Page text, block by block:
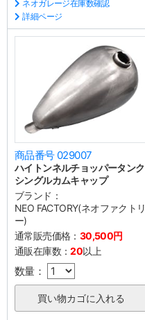
ネオガレージ在庫数確認
詳細ページ
商品番号 029007
ハイトンネルチョッパータンク
シングルカムキャップ
ブランド：
NEO FACTORY(ネオファクトリ
ー)
通常販売価格： 30,500円
通販在庫数：20以上
数量：